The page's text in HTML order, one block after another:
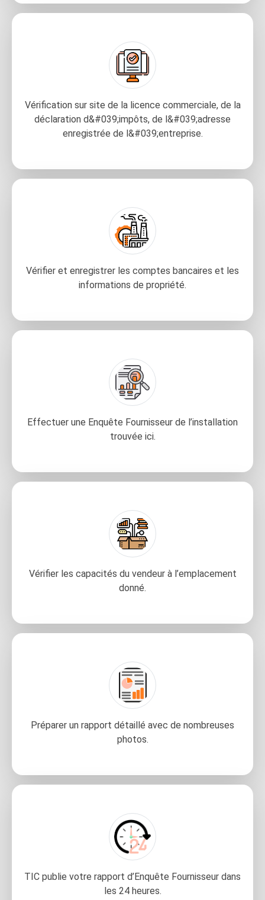
Vérification sur site de la licence commerciale, de la
déclaration d&#039;impôts, de l&#039;adresse
enregistrée de l&#039;entreprise.
Vérifier et enregistrer les comptes bancaires et les
informations de propriété.
Effectuer une Enquête Fournisseur de l’installation
trouvée ici.
Vérifier les capacités du vendeur à l’emplacement
donné.
Préparer un rapport détaillé avec de nombreuses
photos.
TIC publie votre rapport d’Enquête Fournisseur dans
les 24 heures.